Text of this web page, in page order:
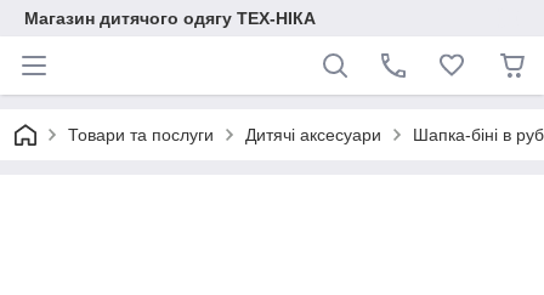
Магазин дитячого одягу ТЕХ-НІКА
Товари та послуги Дитячі аксесуари Шапка-біні в